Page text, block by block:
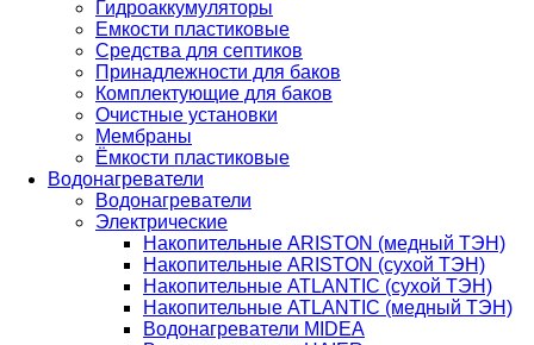
Гидроаккумуляторы
Емкости пластиковые
Средства для септиков
Принадлежности для баков
Комплектующие для баков
Очистные установки
Мембраны
Ёмкости пластиковые
Водонагреватели
Водонагреватели
Электрические
Накопительные ARISTON (медный ТЭН)
Накопительные ARISTON (сухой ТЭН)
Накопительные ATLANTIC (сухой ТЭН)
Накопительные ATLANTIC (медный ТЭН)
Водонагреватели MIDEA